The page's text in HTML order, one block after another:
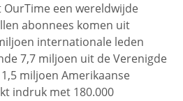
een wereldwijde
abonnees komen uit
internationale leden
7,7 miljoen uit de Verenigde
miljoen Amerikaanse
indruk met 180.000